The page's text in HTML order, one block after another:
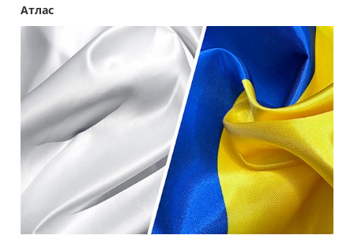
Атлас